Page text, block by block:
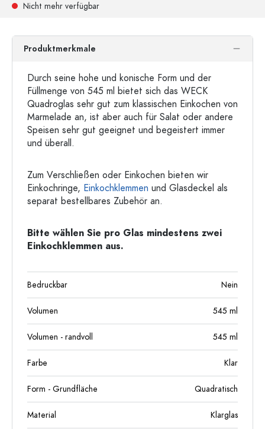
Nicht mehr verfügbar
Produktmerkmale
Durch seine hohe und konische Form und der
Füllmenge von 545 ml bietet sich das WECK
Quadroglas sehr gut zum klassischen Einkochen von
Marmelade an, ist aber auch für Salat oder andere
Speisen sehr gut geeignet und begeistert immer
und überall.
Zum Verschließen oder Einkochen bieten wir
Einkochringe, Einkochklemmen und Glasdeckel als
separat bestellbares Zubehör an.
Bitte wählen Sie pro Glas mindestens zwei
Einkochklemmen aus.
Bedruckbar Nein
Volumen 545 ml
Volumen - randvoll 545 ml
Farbe Klar
Form - Grundfläche Quadratisch
Material Klarglas